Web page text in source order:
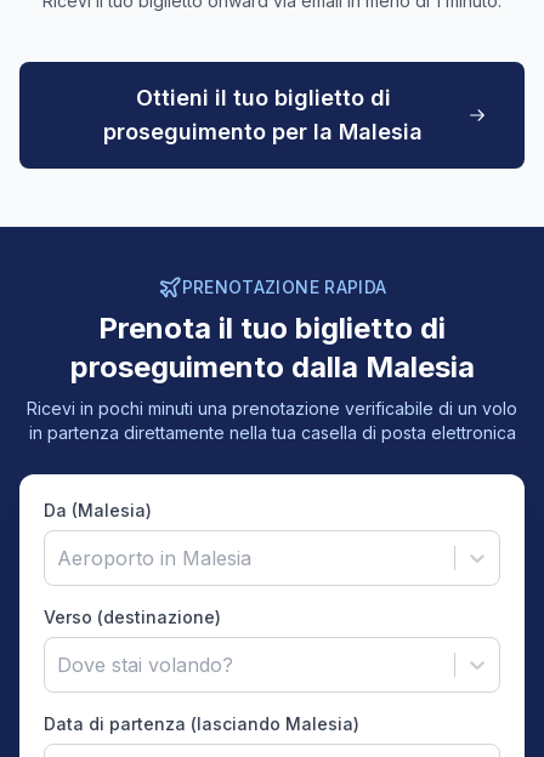
Ottieni il tuo biglietto di
proseguimento per la Malesia
PRENOTAZIONE RAPIDA
Prenota il tuo biglietto di
proseguimento dalla Malesia
Ricevi in pochi minuti una prenotazione verificabile di un volo
in partenza direttamente nella tua casella di posta elettronica
Da (Malesia)
Aeroporto in Malesia
Verso (destinazione)
Dove stai volando?
Data di partenza (lasciando Malesia)